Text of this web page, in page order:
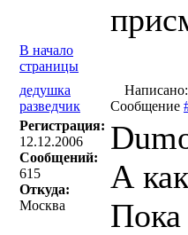
В начало
страницы
дедушка
разведчик
Сообщение
Регистрация:
12.12.2006
Сообщений:
615
Откуда:
Москва
А